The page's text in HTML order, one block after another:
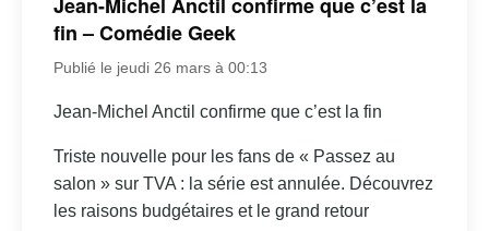
fin – Comédie Geek
Publié le jeudi 26 mars à 00:13
Jean-Michel Anctil confirme que c’est la fin
Triste nouvelle pour les fans de « Passez au
salon » sur TVA : la série est annulée. Découvrez
les raisons budgétaires et le grand retour